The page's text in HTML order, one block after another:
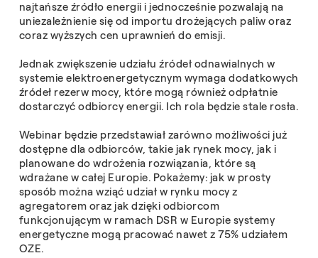
najtańsze źródło energii i jednocześnie pozwalają na
uniezależnienie się od importu drożejących paliw oraz
coraz wyższych cen uprawnień do emisji.
Jednak zwiększenie udziału źródeł odnawialnych w
systemie elektroenergetycznym wymaga dodatkowych
źródeł rezerw mocy, które mogą również odpłatnie
dostarczyć odbiorcy energii. Ich rola będzie stale rosła.
Webinar będzie przedstawiał zarówno możliwości już
dostępne dla odbiorców, takie jak rynek mocy, jak i
planowane do wdrożenia rozwiązania, które są
wdrażane w całej Europie. Pokażemy: jak w prosty
sposób można wziąć udział w rynku mocy z
agregatorem oraz jak dzięki odbiorcom
funkcjonującym w ramach DSR w Europie systemy
energetyczne mogą pracować nawet z 75% udziałem
OZE.